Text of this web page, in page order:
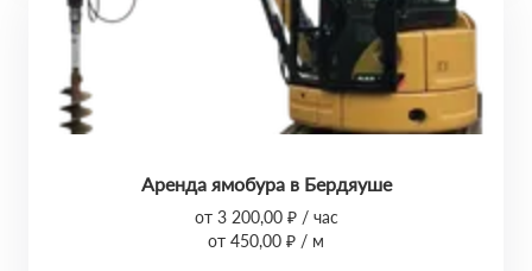
Аренда ямобура в Бердяуше
от 3 200,00 ₽ / час
от 450,00 ₽ / м